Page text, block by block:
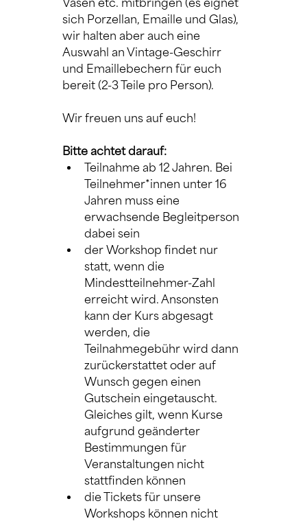
Vasen etc. mitbringen (es eignet
sich Porzellan, Emaille und Glas),
wir halten aber auch eine
Auswahl an Vintage-Geschirr
und Emaillebechern für euch
bereit (2-3 Teile pro Person).
Wir freuen uns auf euch!
Bitte achtet darauf:
Teilnahme ab 12 Jahren. Bei
Teilnehmer*innen unter 16
Jahren muss eine
erwachsende Begleitperson
dabei sein
der Workshop findet nur
statt, wenn die
Mindestteilnehmer-Zahl
erreicht wird. Ansonsten
kann der Kurs abgesagt
werden, die
Teilnahmegebühr wird dann
zurückerstattet oder auf
Wunsch gegen einen
Gutschein eingetauscht.
Gleiches gilt, wenn Kurse
aufgrund geänderter
Bestimmungen für
Veranstaltungen nicht
stattfinden können
die Tickets für unsere
Workshops können nicht